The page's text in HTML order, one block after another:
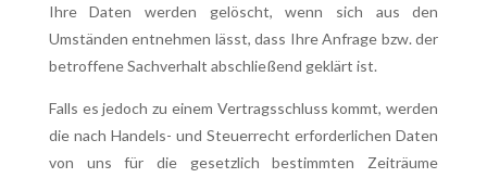
Ihre Daten werden gelöscht, wenn sich aus den
Umständen entnehmen lässt, dass Ihre Anfrage bzw. der
betroffene Sachverhalt abschließend geklärt ist.
Falls es jedoch zu einem Vertragsschluss kommt, werden
die nach Handels- und Steuerrecht erforderlichen Daten
von uns für die gesetzlich bestimmten Zeiträume